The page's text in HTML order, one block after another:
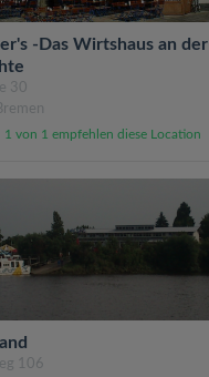
-Das Wirtshaus an der
30
1 von 1 empfehlen diese Location
106